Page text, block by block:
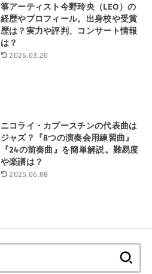
箏アーティスト今野玲央（LEO）の
経歴やプロフィール。出身校や受賞
歴は？実力や評判、コンサート情報
は？
2026.03.20
ニコライ・カプースチンの代表曲は
ジャズ？『8つの演奏会用練習曲』
『24の前奏曲』を簡単解説。難易度
や楽譜は？
2025.06.08